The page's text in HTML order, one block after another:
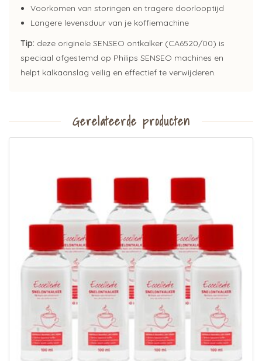
Voorkomen van storingen en tragere doorlooptijd
Langere levensduur van je koffiemachine
Tip: deze originele SENSEO ontkalker (CA6520/00) is
speciaal afgestemd op Philips SENSEO machines en
helpt kalkaanslag veilig en effectief te verwijderen.
Gerelateerde producten